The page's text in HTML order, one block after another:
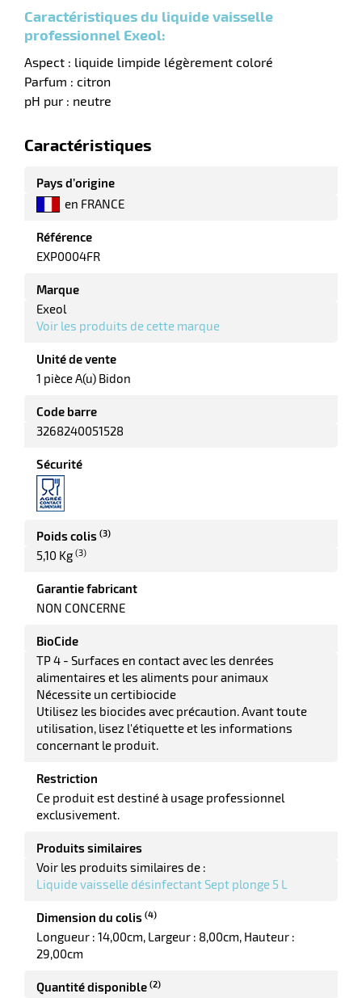
Caractéristiques du liquide vaisselle
professionnel Exeol:
Aspect : liquide limpide légèrement coloré
Parfum : citron
pH pur : neutre
Caractéristiques
Pays d’origine
en FRANCE
Référence
EXP0004FR
Marque
Exeol
Voir les produits de cette marque
Unité de vente
1 pièce A(u) Bidon
Code barre
3268240051528
Sécurité
Poids colis (3)
5,10 Kg (3)
Garantie fabricant
NON CONCERNE
BioCide
TP 4 - Surfaces en contact avec les denrées
alimentaires et les aliments pour animaux
Nécessite un certibiocide
Utilisez les biocides avec précaution. Avant toute
utilisation, lisez l'étiquette et les informations
concernant le produit.
Restriction
Ce produit est destiné à usage professionnel
exclusivement.
Produits similaires
Voir les produits similaires de :
Liquide vaisselle désinfectant Sept plonge 5 L
Dimension du colis (4)
Longueur : 14,00cm Largeur : 8,00cm Hauteur :
29,00cm
Quantité disponible (2)